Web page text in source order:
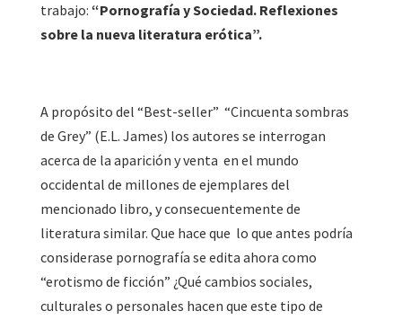
trabajo: “Pornografía y Sociedad. Reflexiones
sobre la nueva literatura erótica”.
A propósito del “Best-seller” “Cincuenta sombras
de Grey” (E.L. James) los autores se interrogan
acerca de la aparición y venta en el mundo
occidental de millones de ejemplares del
mencionado libro, y consecuentemente de
literatura similar. Que hace que lo que antes podría
considerase pornografía se edita ahora como
“erotismo de ficción” ¿Qué cambios sociales,
culturales o personales hacen que este tipo de